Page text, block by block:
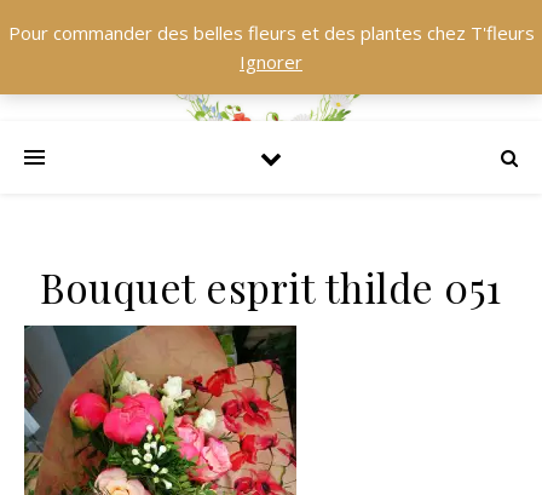
Bouquet esprit thilde 051
Pour commander des belles fleurs et des plantes chez T'fleurs
Ignorer